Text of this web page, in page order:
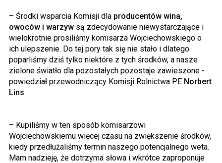
– Środki wsparcia Komisji dla producentów wina,
owoców i warzyw są zdecydowanie niewystarczające i
wielokrotnie prosiliśmy komisarza Wojciechowskiego o
ich ulepszenie. Do tej pory tak się nie stało i dlatego
poparliśmy dziś tylko niektóre z tych środków, a nasze
zielone światło dla pozostałych pozostaje zawieszone -
powiedział przewodniczący Komisji Rolnictwa PE Norbert
Lins.
– Kupiliśmy w ten sposób komisarzowi
Wojciechowskiemu więcej czasu na zwiększenie środków,
kiedy przedłużaliśmy termin naszego potencjalnego weta.
Mam nadzieję, że dotrzyma słowa i wkrótce zaproponuje